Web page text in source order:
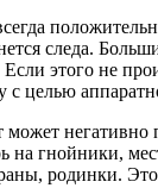
следа.
Если этого не
с целью
негативно
на гнойники,
родинки.